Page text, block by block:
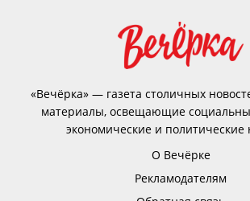
«Вечёрка» — газета столичных
материалы, освещающие
экономические и политические
О Вечёрке
Рекламодателям